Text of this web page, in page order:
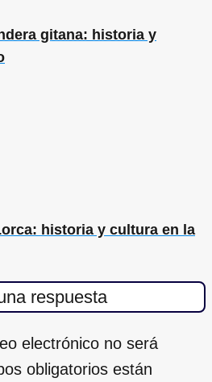
gitana: historia y
historia y cultura en la
respuesta
electrónico no será
obligatorios están